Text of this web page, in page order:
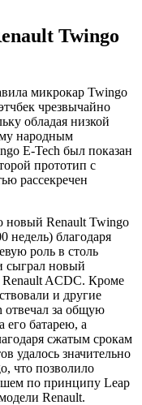
Twingo
микрокар Twingo
чрезвычайно
обладая низкой
народным
E-Tech был показан
прототип с
рассекречен
новый Renault Twingo
недель) благодаря
роль в столь
сыграл новый
Renault ACDC. Кроме
и другие
отвечал за общую
его батарею, а
сжатым срокам
удалось значительно
что позволило
по принципу Leap
Renault.